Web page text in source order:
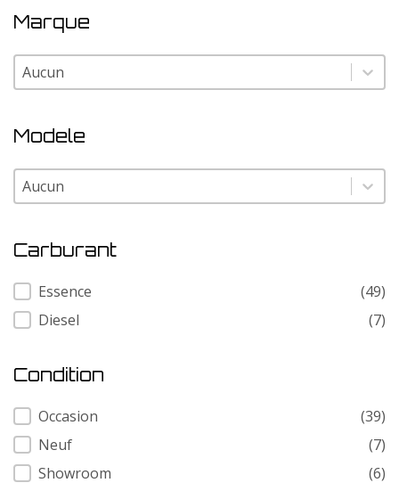
Marque
Marque
Marque
Modele
Modele
Modele
Carburant
Carburant
Essence
(49)
Diesel
(7)
Condition
Condition
Occasion
(39)
Neuf
(7)
Showroom
(6)